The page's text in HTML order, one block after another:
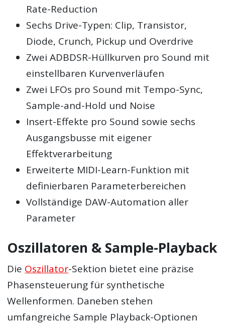
Rate-Reduction
Sechs Drive-Typen: Clip, Transistor,
Diode, Crunch, Pickup und Overdrive
Zwei ADBDSR-Hüllkurven pro Sound mit
einstellbaren Kurvenverläufen
Zwei LFOs pro Sound mit Tempo-Sync,
Sample-and-Hold und Noise
Insert-Effekte pro Sound sowie sechs
Ausgangsbusse mit eigener
Effektverarbeitung
Erweiterte MIDI-Learn-Funktion mit
definierbaren Parameterbereichen
Vollständige DAW-Automation aller
Parameter
Oszillatoren & Sample-Playback
Die Oszillator-Sektion bietet eine präzise
Phasensteuerung für synthetische
Wellenformen. Daneben stehen
umfangreiche Sample Playback-Optionen